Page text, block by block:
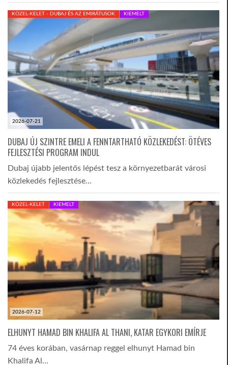
2026-07-21
KÖZEL-KELET - DUBAJ ÉS AZ EMIRÁTUSOK KIEMELT
DUBAJ ÚJ SZINTRE EMELI A FENNTARTHATÓ KÖZLEKEDÉST: ÖTÉVES
FEJLESZTÉSI PROGRAM INDUL
Dubaj újabb jelentős lépést tesz a környezetbarát városi
közlekedés fejlesztése…
2026-07-12
KÖZEL-KELET KIEMELT
ELHUNYT HAMAD BIN KHALIFA AL THANI, KATAR EGYKORI EMÍRJE
74 éves korában, vasárnap reggel elhunyt Hamad bin
Khalifa Al…